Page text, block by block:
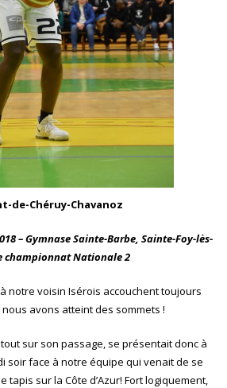
de-Chéruy-Chavanoz
– Gymnase Sainte-Barbe, Sainte-Foy-lès-
championnat Nationale 2
notre voisin Isérois accouchent toujours
avons atteint des sommets !
sur son passage, se présentait donc à
soir face à notre équipe qui venait de se
tapis sur la Côte d’Azur! Fort logiquement,